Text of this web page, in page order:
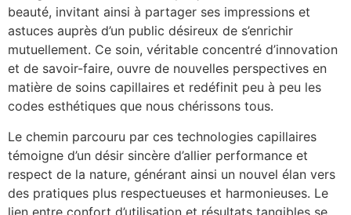
beauté, invitant ainsi à partager ses impressions et
astuces auprès d’un public désireux de s’enrichir
mutuellement. Ce soin, véritable concentré d’innovation
et de savoir-faire, ouvre de nouvelles perspectives en
matière de soins capillaires et redéfinit peu à peu les
codes esthétiques que nous chérissons tous.
Le chemin parcouru par ces technologies capillaires
témoigne d’un désir sincère d’allier performance et
respect de la nature, générant ainsi un nouvel élan vers
des pratiques plus respectueuses et harmonieuses. Le
lien entre confort d’utilisation et résultats tangibles se